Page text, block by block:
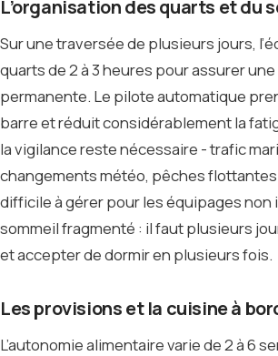
L’organisation des quarts et du
Sur une traversée de plusieurs jours,
quarts de 2 à 3 heures pour assurer
permanente. Le pilote automatique
barre et réduit considérablement la
la vigilance reste nécessaire - trafic
changements météo, pêches
difficile à gérer pour les équipages non
sommeil fragmenté : il faut plusieurs
et accepter de dormir en plusieurs fois.
Les provisions et la cuisine à
L’autonomie alimentaire varie de 2 à 6